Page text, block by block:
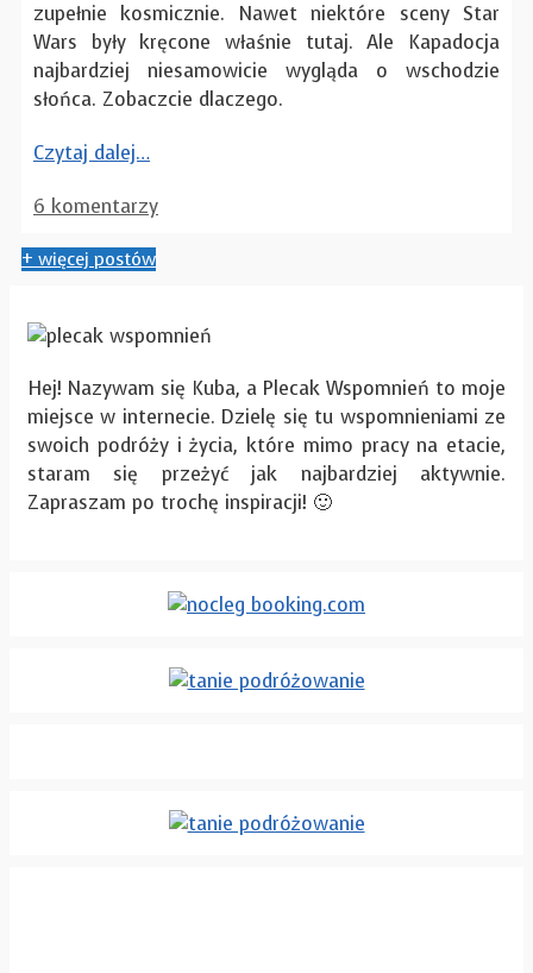
zupełnie kosmicznie. Nawet niektóre sceny Star
Wars były kręcone właśnie tutaj. Ale Kapadocja
najbardziej niesamowicie wygląda o wschodzie
słońca. Zobaczcie dlaczego.
Czytaj dalej…
6 komentarzy
+ więcej postów
Hej! Nazywam się Kuba, a Plecak Wspomnień to moje
miejsce w internecie. Dzielę się tu wspomnieniami ze
swoich podróży i życia, które mimo pracy na etacie,
staram się przeżyć jak najbardziej aktywnie.
Zapraszam po trochę inspiracji! 🙂